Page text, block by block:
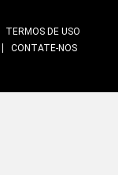
TERMOS DE USO
CONTATE-NOS